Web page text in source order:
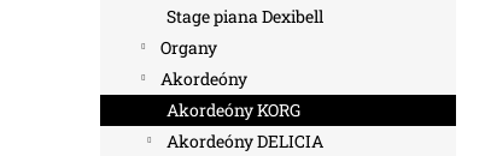
Stage piana Dexibell
Organy
Akordeóny
Akordeóny KORG
Akordeóny DELICIA